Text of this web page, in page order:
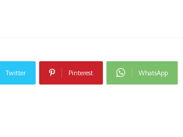
Twitter Pinterest WhatsApp